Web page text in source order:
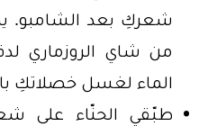
شعركِ بعد الشامبو.
من شاي الروزماري
الماء لغسل خصلاتكِ
طبّقي الحنّاء على